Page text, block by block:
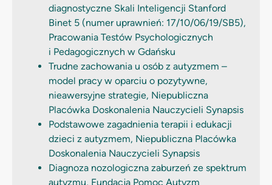
diagnostyczne Skali Inteligencji Stanford
Binet 5 (numer uprawnień: 17/10/06/19/SB5),
Pracowania Testów Psychologicznych
i Pedagogicznych w Gdańsku
Trudne zachowania u osób z autyzmem –
model pracy w oparciu o pozytywne,
nieawersyjne strategie, Niepubliczna
Placówka Doskonalenia Nauczycieli Synapsis
Podstawowe zagadnienia terapii i edukacji
dzieci z autyzmem, Niepubliczna Placówka
Doskonalenia Nauczycieli Synapsis
Diagnoza nozologiczna zaburzeń ze spektrum
autyzmu, Fundacja Pomoc Autyzm